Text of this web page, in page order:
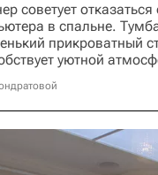
советует
в спальне.
прикроватный
уютной